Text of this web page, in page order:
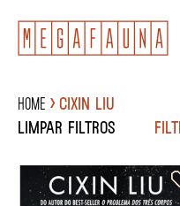
Home
CIXIN LIU
Limpar filtros